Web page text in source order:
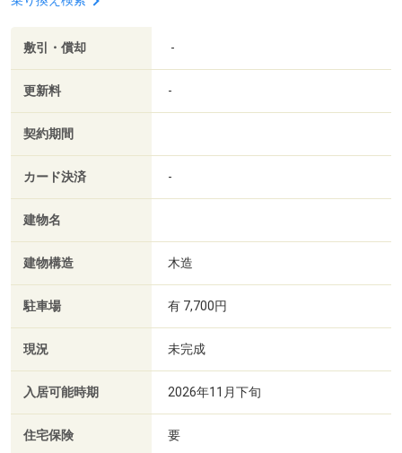
敷引・償却 -
更新料 -
契約期間
カード決済 -
建物名
建物構造 木造
駐車場 有 7,700円
現況 未完成
入居可能時期 2026年11月下旬
住宅保険 要